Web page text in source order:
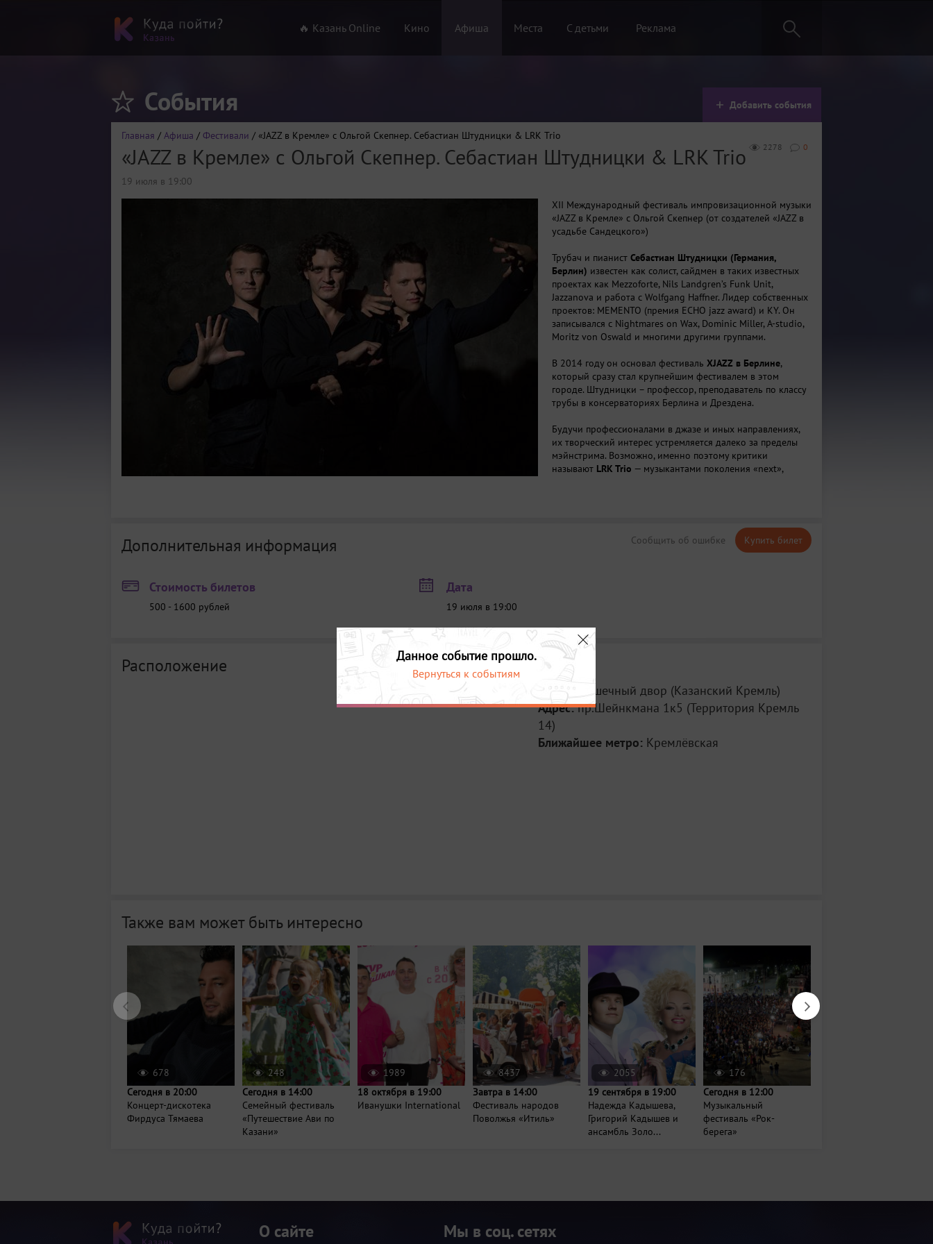
🔥 Казань Online Кино Афиша Места С детьми Реклама
События Добавить события
Главная / Афиша / Фестивали / «JAZZ в Кремле» с Ольгой Скепнер. Себастиан Штудницки & LRK Trio
0
2278
«JAZZ в Кремле» с Ольгой Скепнер. Себастиан Штудницки & LRK Trio
19 июля в 19:00
XII Международный фестиваль импровизационной музыки
«JAZZ в Кремле» с Ольгой Скепнер (от создателей «JAZZ в
усадьбе Сандецкого»)
Трубач и пианист Себастиан Штудницки (Германия,
Берлин) известен как солист, сайдмен в таких известных
проектах как Mezzoforte, Nils Landgren’s Funk Unit,
Jazzanova и работа с Wolfgang Haffner. Лидер собственных
проектов: MEMENTO (премия ECHO jazz award) и KY. Он
записывался с Nightmares on Wax, Dominic Miller, A-studio,
Moritz von Oswald и многими другими группами.
В 2014 году он основал фестиваль XJAZZ в Берлине,
который сразу стал крупнейшим фестивалем в этом
городе. Штудницки – профессор, преподаватель по классу
трубы в консерваториях Берлина и Дрездена.
Будучи профессионалами в джазе и иных направлениях,
их творческий интерес устремляется далеко за пределы
мэйнстрима. Возможно, именно поэтому критики
называют LRK Trio — музыкантами поколения «next»,
завоевали репутацию первоклассных музыкантов,
сотрудничающих с такими всемирно известными заездами
успешных коллективов.
Сообщить об ошибке Купить билет
Дополнительная информация
Стоимость билетов
500 - 1600 рублей
Дата
19 июля в 19:00
Расположение
Место:
Пушечный двор (Казанский Кремль)
Адрес:пр.Шейнкмана 1к5 (Территория Кремль
14)
Ближайшее метро: Кремлёвская
Также вам может быть интересно
678
Сегодня в 20:00
Концерт-дискотека
Фирдуса Тямаева
248
Сегодня в 14:00
Семейный фестиваль
«Путешествие Ави по
Казани»
1989
18 октября в 19:00
Иванушки International
8437
Завтра в 14:00
Фестиваль народов
Поволжья «Итиль»
2055
19 сентября в 19:00
Надежда Кадышева,
Григорий Кадышев и
ансамбль Золо...
176
Сегодня в 12:00
Музыкальный
фестиваль «Рок-
берега»
Данное событие прошло.
Вернуться к событиям
О сайте Мы в соц. сетях